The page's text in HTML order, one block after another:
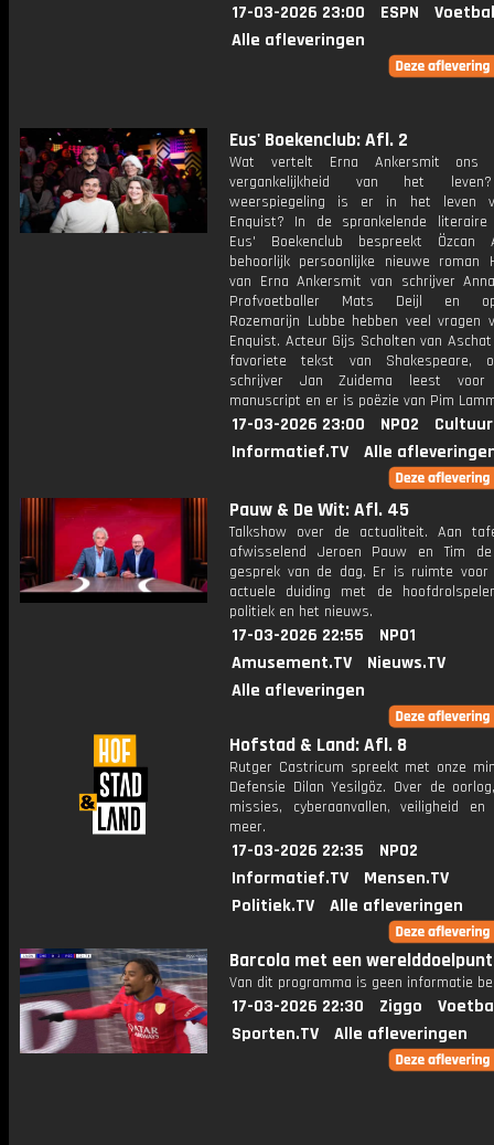
17-03-2026 23:00 ESPN
Alle afleveringen
Eus' Boekenclub: Afl. 2
Wat vertelt Erna Ankersmit ons
vergankelijkheid van het
weerspiegeling is er in het leven
Enquist? In de sprankelende literaire
Eus' Boekenclub bespreekt Özcan
behoorlijk persoonlijke nieuwe roman
van Erna Ankersmit van schrijver
Profvoetballer Mats Deijl en
Rozemarijn Lubbe hebben veel vragen
Enquist. Acteur Gijs Scholten van
favoriete tekst van Shakespeare,
schrijver Jan Zuidema leest
manuscript en er is poëzie van Pim
17-03-2026 23:00 NPO2
Informatief.TV
Alle
Pauw & De Wit: Afl. 45
Talkshow over de actualiteit. Aan
afwisselend Jeroen Pauw en Tim
gesprek van de dag. Er is ruimte
actuele duiding met de
politiek en het nieuws.
17-03-2026 22:55
NPO1
Amusement.TV
Nieuws.TV
Alle afleveringen
Hofstad & Land: Afl. 8
Rutger Castricum spreekt met onze
Defensie Dilan Yesilgöz. Over de
missies, cyberaanvallen, veiligheid
meer.
17-03-2026 22:35
NPO2
Informatief.TV
Mensen.TV
Politiek.TV
Alle afleveringen
Barcola met een
Van dit programma is geen informatie
17-03-2026 22:30 Ziggo
Sporten.TV
Alle afleveringen